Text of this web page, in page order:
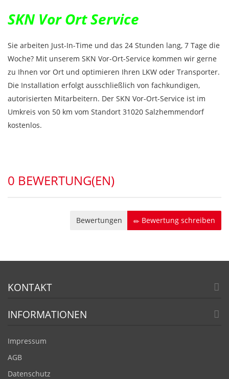
SKN Vor Ort Service
Sie arbeiten Just-In-Time und das 24 Stunden lang, 7 Tage die
Woche? Mit unserem SKN Vor-Ort-Service kommen wir gerne
zu Ihnen vor Ort und optimieren Ihren LKW oder Transporter.
Die Installation erfolgt ausschließlich von fachkundigen,
autorisierten Mitarbeitern. Der SKN Vor-Ort-Service ist im
Umkreis von 50 km vom Standort 31020 Salzhemmendorf
kostenlos.
0 BEWERTUNG(EN)
Bewertungen Bewertung schreiben
KONTAKT
INFORMATIONEN
Impressum
AGB
Datenschutz